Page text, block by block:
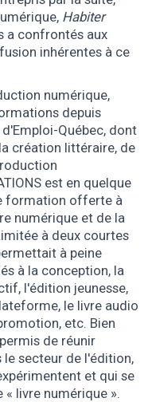
Habiter
a confrontés aux
inhérentes à ce
numérique,
depuis
Québec, dont
création littéraire, de
est en quelque
formation offerte à
numérique et de la
à deux courtes
à peine
à la conception, la
l'édition jeunesse,
le livre audio
etc. Bien
de réunir
le secteur de l'édition,
et qui se
livre numérique ».